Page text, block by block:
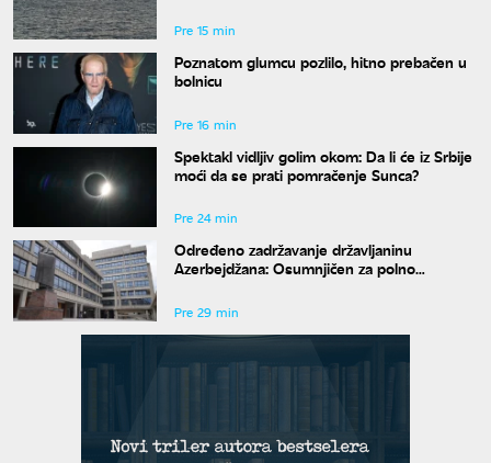
Pre 15 min
Poznatom glumcu pozlilo, hitno prebačen u
bolnicu
Pre 16 min
Spektakl vidljiv golim okom: Da li će iz Srbije
moći da se prati pomračenje Sunca?
Pre 24 min
Određeno zadržavanje državljaninu
Azerbejdžana: Osumnjičen za polno
Pre 29 min